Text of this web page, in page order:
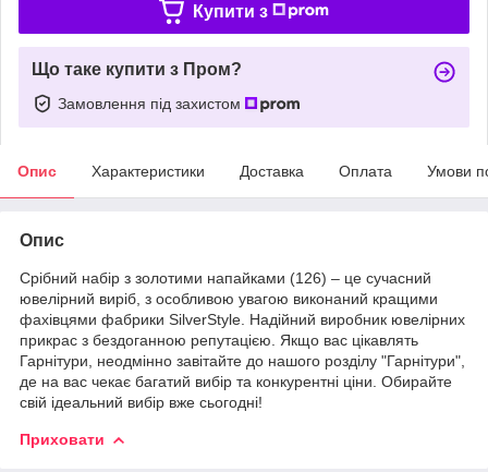
Купити з
Що таке купити з Пром?
Замовлення під захистом
Опис Характеристики Доставка Оплата Умови
Опис
Срібний набір з золотими напайками (126) – це сучасний
ювелірний виріб, з особливою увагою виконаний кращими
фахівцями фабрики SilverStyle. Надійний виробник ювелірних
прикрас з бездоганною репутацією. Якщо вас цікавлять
Гарнітури, неодмінно завітайте до нашого розділу "Гарнітури",
де на вас чекає багатий вибір та конкурентні ціни. Обирайте
свій ідеальний вибір вже сьогодні!
Приховати